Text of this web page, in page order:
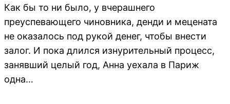
Как бы то ни было, у вчерашнего
преуспевающего чиновника, денди и мецената
не оказалось под рукой денег, чтобы внести
залог. И пока длился изнурительный процесс,
занявший целый год, Анна уехала в Париж
одна…